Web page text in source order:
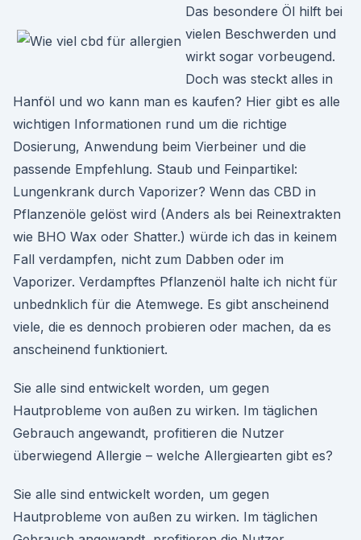
Das besondere Öl hilft bei
vielen Beschwerden und
wirkt sogar vorbeugend.
Doch was steckt alles in
Hanföl und wo kann man es kaufen? Hier gibt es alle
wichtigen Informationen rund um die richtige
Dosierung, Anwendung beim Vierbeiner und die
passende Empfehlung. Staub und Feinpartikel:
Lungenkrank durch Vaporizer? Wenn das CBD in
Pflanzenöle gelöst wird (Anders als bei Reinextrakten
wie BHO Wax oder Shatter.) würde ich das in keinem
Fall verdampfen, nicht zum Dabben oder im
Vaporizer. Verdampftes Pflanzenöl halte ich nicht für
unbednklich für die Atemwege. Es gibt anscheinend
viele, die es dennoch probieren oder machen, da es
anscheinend funktioniert.
Sie alle sind entwickelt worden, um gegen
Hautprobleme von außen zu wirken. Im täglichen
Gebrauch angewandt, profitieren die Nutzer
überwiegend Allergie – welche Allergiearten gibt es?
Sie alle sind entwickelt worden, um gegen
Hautprobleme von außen zu wirken. Im täglichen